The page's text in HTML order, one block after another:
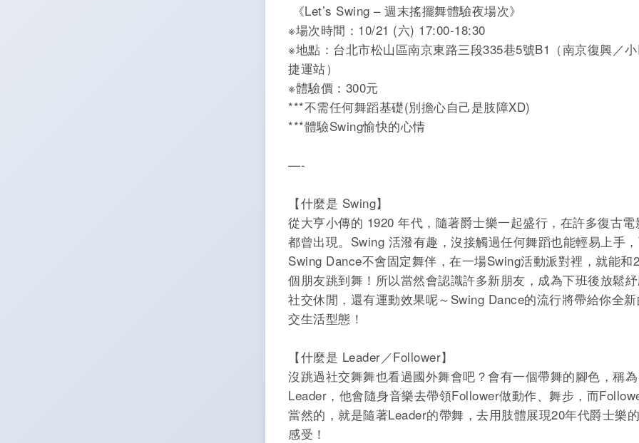
《Let’s Swing – 週末搖擺舞體驗夜場次》
※場次時間：10/21 (六) 17:00-18:30
※地點：台北市松山區南京東路三段335巷5號B1（南京復興／
捷運站）
※體驗價：300元
***不需任何舞蹈基礎(別擔心自己是肢障XD)
***體驗Swing愉快的心情
—-
【什麼是 Swing】
從大亨小傳的 1920 年代，隨著爵士樂一起盛行，在許多復古電
都曾出現。Swing 活潑有趣，沒接觸過任何舞蹈也能輕易上手
Swing Dance不會固定舞伴，在一場Swing活動派對裡，就能和
個朋友跳到舞！所以當然會認識許多新朋友，成為下班後放鬆
社交休閒，還有運動效果呢～Swing Dance的流行將帶給你全
交生活型態！
【什麼是 Leader／Follower】
沒跳過社交舞舞也看過國外舞會吧？會有一個帶舞的腳色，稱為
Leader，他會隨身音樂去帶領Follower做動作、舞步，而
當然的，就是隨著Leader的帶舞，去用肢體展現20年代爵士樂
感受！